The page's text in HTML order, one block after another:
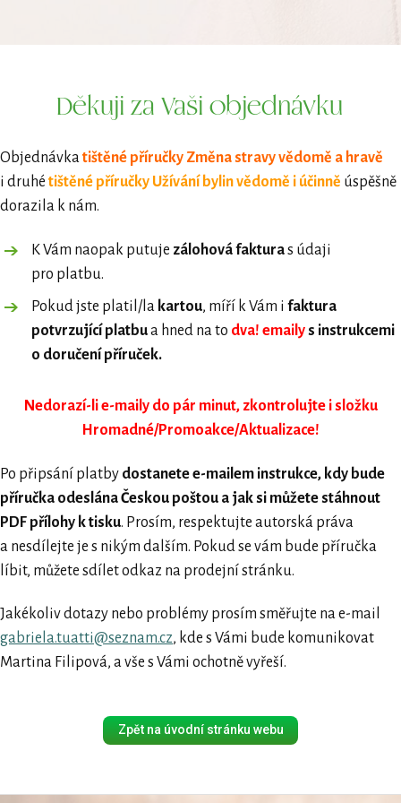
Děkuji za Vaši objednávku
Objednávkatištěné příručky Změna stravy vědomě a hravě
i druhétištěné příručky Užívání bylin vědomě i účinně úspěšně
dorazila k nám.
K Vám naopak putuje zálohová fakturas údaji
pro platbu.
Pokud jste platil/la kartou, míří k Vám i faktura
potvrzující platbua hned na to dva! emailys instrukcemi
o doručení příruček.
Nedorazí-li e-maily do pár minut, zkontrolujte i složku
Hromadné/Promoakce/Aktualizace!
Po připsání platby dostanete e-mailem instrukce, kdy bude
příručka odeslána Českou poštou a jak si můžete stáhnout
PDF přílohy k tisku. Prosím, respektujte autorská práva
a nesdílejte je s nikým dalším. Pokud se vám bude příručka
líbit, můžete sdílet odkaz na prodejní stránku.
Jakékoliv dotazy nebo problémy prosím směřujte na e-mail
gabriela.tuatti@seznam.cz, kde s Vámi bude komunikovat
Martina Filipová, a vše s Vámi ochotně vyřeší.
Zpět na úvodní stránku webu